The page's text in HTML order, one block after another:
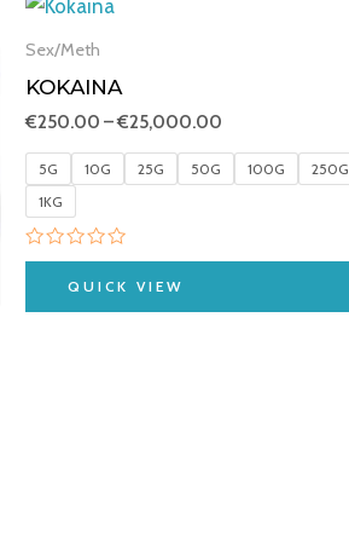
Sex/Meth
KOKAINA
€250.00 –€25,000.00
5G 10G 25G 50G 100G 250G
1KG
Rated
of
QUICK VIEW